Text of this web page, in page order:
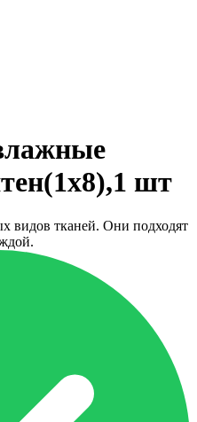
шт
видов тканей. Они подходят